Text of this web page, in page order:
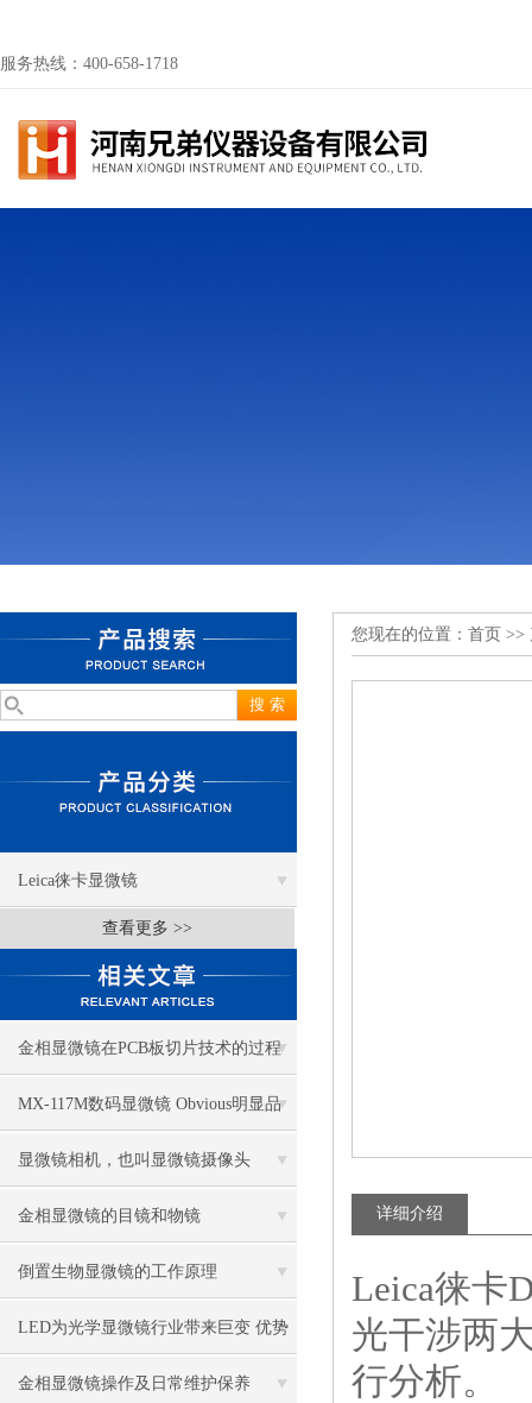
服务热线：400-658-1718
Leica徕卡显微镜
查看更多 >>
金相显微镜在PCB板切片技术的过程
控制中的作用
MX-117M数码显微镜 Obvious明显品
牌值得推荐
显微镜相机，也叫显微镜摄像头
金相显微镜的目镜和物镜
倒置生物显微镜的工作原理
LED为光学显微镜行业带来巨变 优势
比传统卤素更明显
金相显微镜操作及日常维护保养
您现在的位置： 首页 >>
详细介绍
Leica徕卡
光干涉两
行分析。